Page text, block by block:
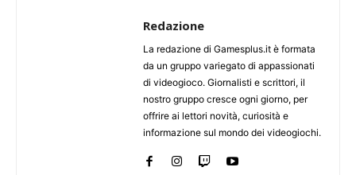
Redazione
La redazione di Gamesplus.it è formata
da un gruppo variegato di appassionati
di videogioco. Giornalisti e scrittori, il
nostro gruppo cresce ogni giorno, per
offrire ai lettori novità, curiosità e
informazione sul mondo dei videogiochi.